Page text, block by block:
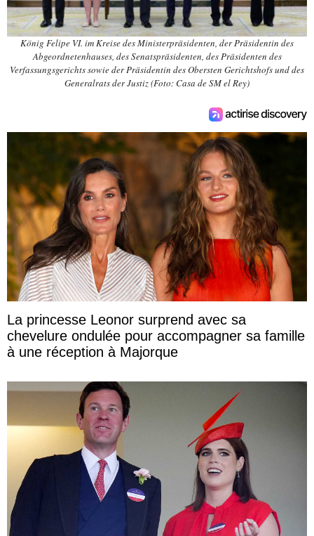
König Felipe VI. im Kreise des Ministerpräsidenten, der Präsidentin des
Abgeordnetenhauses, des Senatspräsidenten, des Präsidenten des
Verfassungsgerichts sowie der Präsidentin des Obersten Gerichtshofs und des
Generalrats der Justiz (Foto: Casa de SM el Rey)
La princesse Leonor surprend avec sa
chevelure ondulée pour accompagner sa famille
à une réception à Majorque